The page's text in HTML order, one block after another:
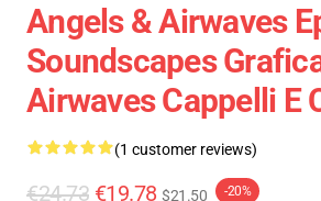
Angels & Airwaves
Soundscapes
Airwaves Cappelli E
(1 customer reviews)
€24.73 €19.78 $21.50 -20%